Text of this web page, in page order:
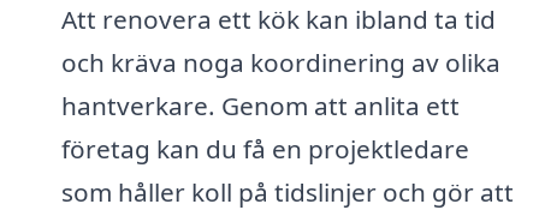
Att renovera ett kök kan ibland ta tid
och kräva noga koordinering av olika
hantverkare. Genom att anlita ett
företag kan du få en projektledare
som håller koll på tidslinjer och gör att